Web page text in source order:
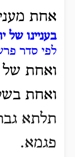
אחת
בעניינו של
לפי סדר
ואחת
ואחת
תלתא
פגמא.